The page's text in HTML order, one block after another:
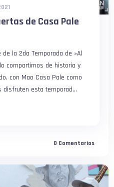
de Casa Pale
la 2da Temporada de »Al
compartimos de historia y
con Mao Casa Pale como
disfruten esta temporad...
0 Comentarios